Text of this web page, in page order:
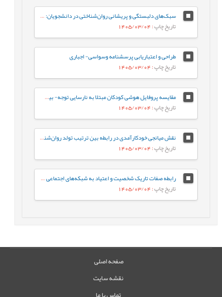
سبک‌های دلبستگی و پریشانی روان‌شناختی در دانشجویان: نقش واسطه‌ای تنظیم هیجان بین فردی
تاریخ چاپ: 1405/03/04
طراحی و اعتباریابی پرسشنامه وسواسی- اجباری
تاریخ چاپ: 1405/03/04
مقایسه پروفایل هوشی کودکان مبتلا به نارسایی توجه- بیش‌فعالی با کودکان عادی براساس شاخص‌های جانبی و مکمل آزمون WISC-V
تاریخ چاپ: 1405/03/04
نقش میانجی خودکارآمدی در رابطه‌ بین ترتیب تولد روان‌شناختی و جوخانواده با رفتارهای جامعه پسند در دانشجویان
تاریخ چاپ: 1405/03/04
رابطه صفات تاریک شخصیت و اعتیاد به شبکه‌های اجتماعی مجازی با نقش میانجی سبک‌های مقابله‌ای
تاریخ چاپ: 1405/03/04
صفحه اصلی
نقشه سایت